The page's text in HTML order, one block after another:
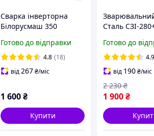
Сварка інверторна
Білорусмаш 350
Готово до відправки
4.8 (18)
від267₴/міс
1 600₴
Купити
Сталь СЗІ-
для будинку,
гаража,
міні
Готово до
4.9
від 190₴/міс
1 900₴
2 230 ₴